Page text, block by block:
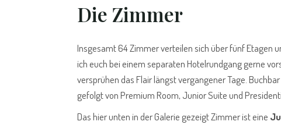
Die Zimmer
Insgesamt 64 Zimmer verteilen sich über fünf Etagen
ich euch bei einem separaten Hotelrundgang gerne
versprühen das Flair längst vergangener Tage.
gefolgt von Premium Room, Junior Suite und
Das hier unten in der Galerie gezeigt Zimmer ist eine